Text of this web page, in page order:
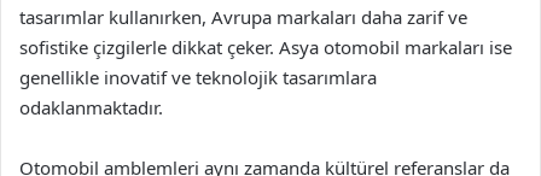
tasarımlar kullanırken, Avrupa markaları daha zarif ve
sofistike çizgilerle dikkat çeker. Asya otomobil markaları ise
genellikle inovatif ve teknolojik tasarımlara
odaklanmaktadır.
Otomobil amblemleri aynı zamanda kültürel referanslar da